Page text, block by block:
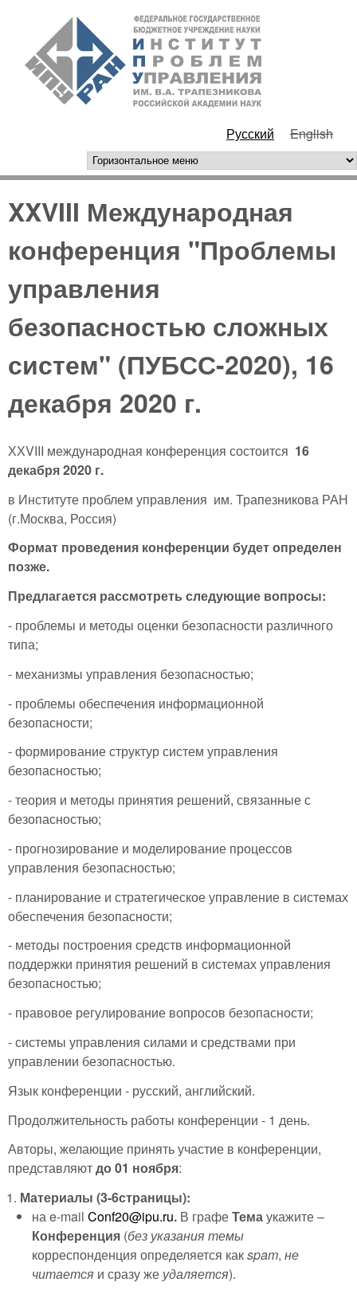
Перейти к основному
содержанию
РАН
Русский English
горизонтальное меню
XXVIII Международная
конференция "Проблемы
управления
безопасностью сложных
систем" (ПУБСС-2020), 16
декабря 2020 г.
ХХVIII международная конференция состоится 16
декабря 2020 г.
в Институте проблем управления им. Трапезникова РАН
(г.Москва, Россия)
Формат проведения конференции будет определен
позже.
Предлагается рассмотреть следующие вопросы:
- проблемы и методы оценки безопасности различного
типа;
- механизмы управления безопасностью;
- проблемы обеспечения информационной
безопасности;
- формирование структур систем управления
безопасностью;
- теория и методы принятия решений, связанные с
безопасностью;
- прогнозирование и моделирование процессов
управления безопасностью;
- планирование и стратегическое управление в системах
обеспечения безопасности;
- методы построения средств информационной
поддержки принятия решений в системах управления
безопасностью;
- правовое регулирование вопросов безопасности;
- системы управления силами и средствами при
управлении безопасностью.
Язык конференции - русский, английский.
Продолжительность работы конференции - 1 день.
Авторы, желающие принять участие в конференции,
представляютдо 01 ноября:
Материалы (3-6страницы):
на e-mail Conf20@ipu.ru. В графеТемаукажите –
Конференция (без указания темы
корреспонденция определяется какspam, не
читается и сразу же удаляется).